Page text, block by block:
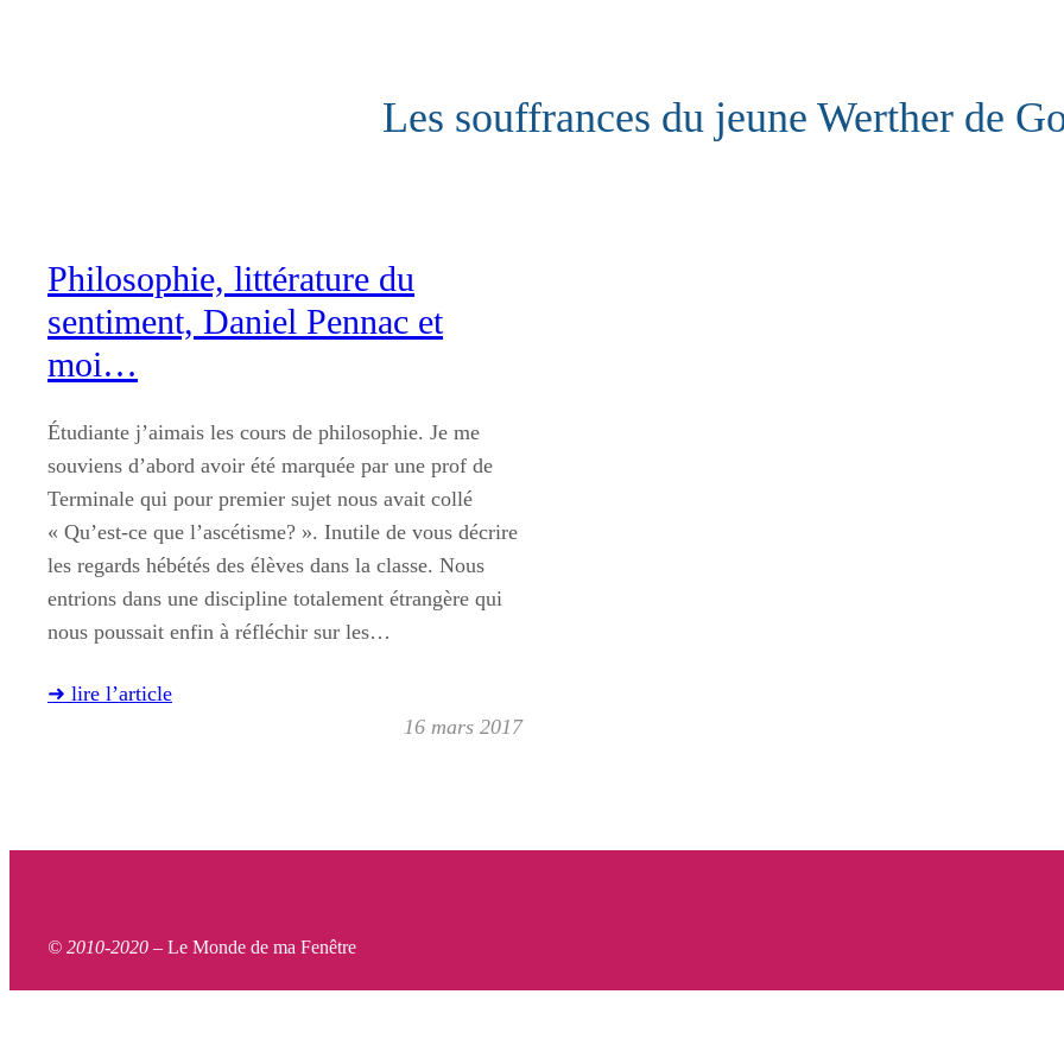
Les souffrances du jeune Werther de
Philosophie, littérature du
sentiment, Daniel Pennac et
moi…
Étudiante j’aimais les cours de philosophie. Je me
souviens d’abord avoir été marquée par une prof de
Terminale qui pour premier sujet nous avait collé
« Qu’est-ce que l’ascétisme? ». Inutile de vous décrire
les regards hébétés des élèves dans la classe. Nous
entrions dans une discipline totalement étrangère qui
nous poussait enfin à réfléchir sur les…
➜ lire l’article
16 mars 2017
© 2010-2020 – Le Monde de ma Fenêtre